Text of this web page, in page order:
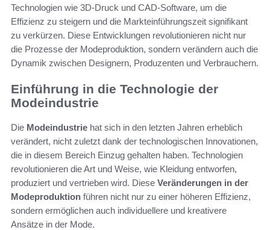
Technologien wie 3D-Druck und CAD-Software, um die
Effizienz zu steigern und die Markteinführungszeit signifikant
zu verkürzen. Diese Entwicklungen revolutionieren nicht nur
die Prozesse der Modeproduktion, sondern verändern auch die
Dynamik zwischen Designern, Produzenten und Verbrauchern.
Einführung in die Technologie der
Modeindustrie
Die Modeindustrie hat sich in den letzten Jahren erheblich
verändert, nicht zuletzt dank der technologischen Innovationen,
die in diesem Bereich Einzug gehalten haben. Technologien
revolutionieren die Art und Weise, wie Kleidung entworfen,
produziert und vertrieben wird. Diese Veränderungen in der
Modeproduktion führen nicht nur zu einer höheren Effizienz,
sondern ermöglichen auch individuellere und kreativere
Ansätze in der Mode.